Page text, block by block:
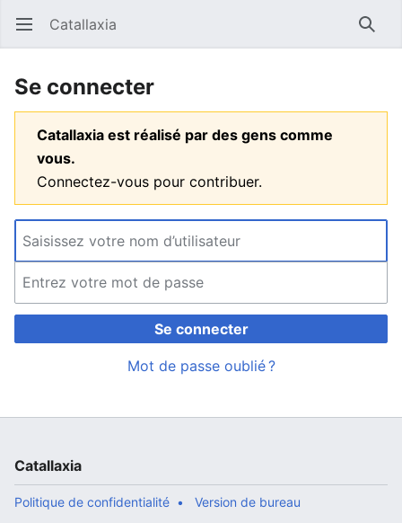
Ouvrir le menu principal Catallaxia
Se connecter
Catallaxia est réalisé par des gens comme
vous.
Connectez-vous pour contribuer.
Se connecter
Mot de passe oublié ?
Catallaxia
Politique de confidentialité Version de bureau